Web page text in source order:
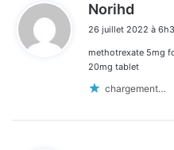
Norihd
t
:
26 juillet 2022 à
methotrexate 5mg
20mg tablet
chargement…